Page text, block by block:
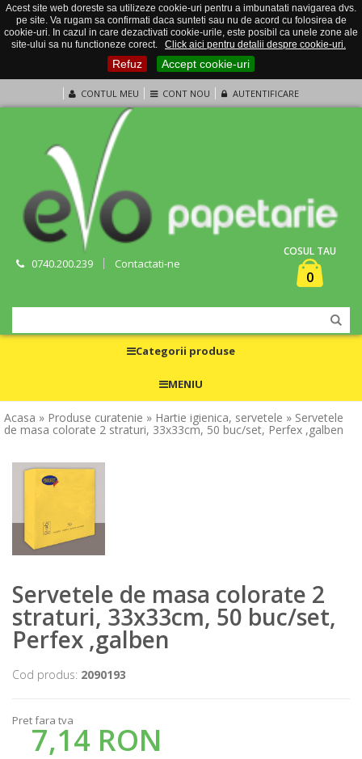
Acest site web doreste sa utilizeze cookie-uri pentru a imbunatati navigarea dvs.
pe site. Va rugam sa confirmati daca sunteti sau nu de acord cu folosirea de
cookie-uri. In cazul in care dezactivati cookie-urile, este posibil ca unele zone ale
site-ului sa nu functioneze corect.
Click aici pentru detalii despre cookie-uri.
Refuz Accept cookie-uri
CONTUL MEU CONT NOU AUTENTIFICARE
0740.200.239 Contactati-ne
COSUL TAU
0
Categorii produse
MENIU
Acasa » Produse curatenie » Hartie igienica, servetele » Servetele
de masa colorate 2 straturi, 33x33cm, 50 buc/set, Perfex ,galben
Servetele de masa colorate 2
straturi, 33x33cm, 50 buc/set,
Perfex ,galben
Cod produs: 2090193
Pret fara tva
7,14 RON